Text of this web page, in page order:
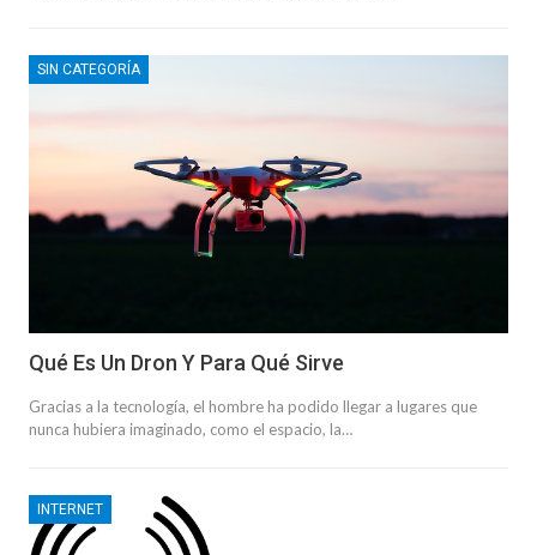
SIN CATEGORÍA
Qué Es Un Dron Y Para Qué Sirve
Gracias a la tecnología, el hombre ha podido llegar a lugares que
nunca hubiera imaginado, como el espacio, la…
INTERNET